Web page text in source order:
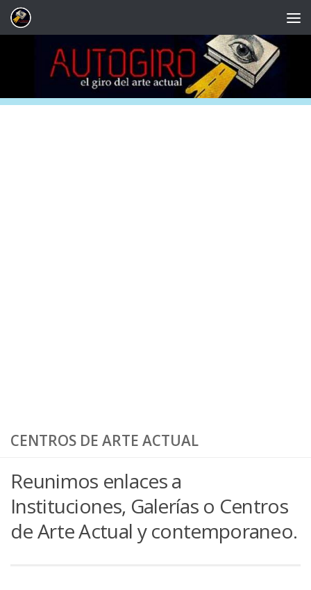
Saltar al contenido
CENTROS DE ARTE ACTUAL
Reunimos enlaces a
Instituciones, Galerías o Centros
de Arte Actual y contemporaneo.